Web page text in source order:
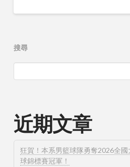
搜尋
近期文章
狂賀！本系男籃球隊勇奪2026全
球錦標賽冠軍！